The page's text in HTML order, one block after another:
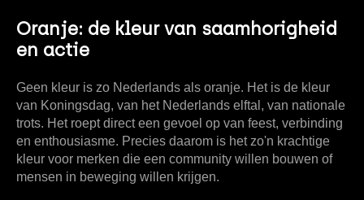
Oranje: de kleur van saamhorigheid
en actie
Geen kleur is zo Nederlands als oranje. Het is de kleur
van Koningsdag, van het Nederlands elftal, van nationale
trots. Het roept direct een gevoel op van feest, verbinding
en enthousiasme. Precies daarom is het zo'n krachtige
kleur voor merken die een community willen bouwen of
mensen in beweging willen krijgen.